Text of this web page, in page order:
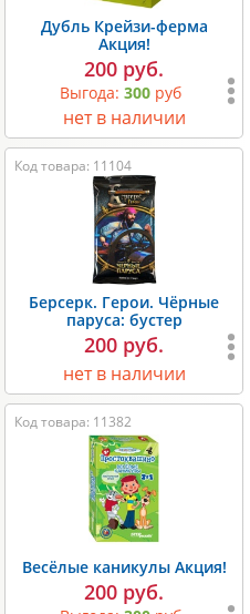
Дубль Крейзи-ферма
Акция!
200 руб.
Выгода:300 руб
нет в наличии
Код товара: 11104
Берсерк. Герои. Чёрные
паруса: бустер
200 руб.
нет в наличии
Код товара: 11382
Весёлые каникулы Акция!
200 руб.